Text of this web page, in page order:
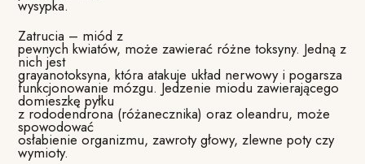
wysypka.
Zatrucia – miód z
pewnych kwiatów, może zawierać różne toksyny. Jedną z
nich jest
grayanotoksyna, która atakuje układ nerwowy i pogarsza
funkcjonowanie mózgu. Jedzenie miodu zawierającego
domieszkę pyłku
z rododendrona (różanecznika) oraz oleandru, może
spowodować
osłabienie organizmu, zawroty głowy, zlewne poty czy
wymioty.